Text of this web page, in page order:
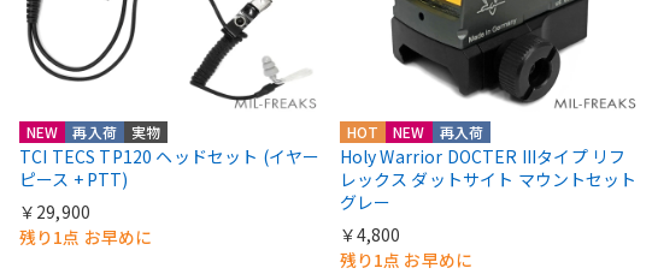
NEW 再入荷 実物
TCI TECS TP120 ヘッドセット (イヤー
ピース + PTT)
￥29,900
残り1点 お早めに
HOT NEW 再入荷
Holy Warrior DOCTER IIIタイプ リフ
レックス ダットサイト マウントセット
グレー
￥4,800
残り1点 お早めに